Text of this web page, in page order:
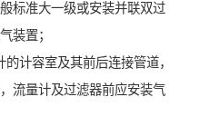
标准大一级或安装并联双过
装置；
计容室及其前后连接管道，
流量计及过滤器前应安装气